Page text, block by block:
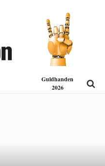
Guldhanden
2026